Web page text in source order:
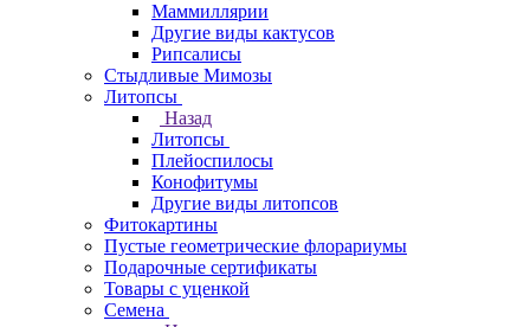
Маммиллярии
Другие виды кактусов
Рипсалисы
Стыдливые Мимозы
Литопсы
Назад
Литопсы
Плейоспилосы
Конофитумы
Другие виды литопсов
Фитокартины
Пустые геометрические флорариумы
Подарочные сертификаты
Товары с уценкой
Семена